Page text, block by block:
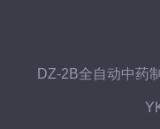
DZ-2B全自动中药